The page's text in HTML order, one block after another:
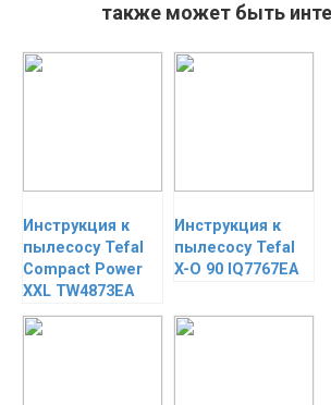
также может быть
Инструкция к
пылесосу Tefal
Compact Power
XXL TW4873EA
Инструкция к
пылесосу Tefal
X-O 90 IQ7767EA